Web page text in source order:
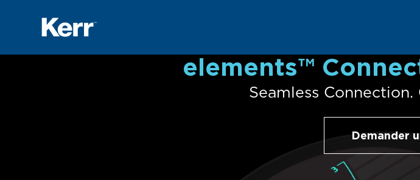
elements™
Seamless
Demander